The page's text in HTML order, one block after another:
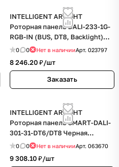
INTELLIGENT ARLIGHT
Роторная панель DALI-233-1G-
RGB-IN (BUS, DT8, Backlight)
(Arlight, -)
0 0 Нет в наличииАрт. 023797
8 246.20 ₽/шт
Заказать
INTELLIGENT ARLIGHT
Роторная панель SMART-DALI-
301-31-DT6/DT8 Черная
(BUS/24V, встраив., 2.4G) (IARL,
0 0 Нет в наличииАрт. 063670
9 308.10 ₽/шт